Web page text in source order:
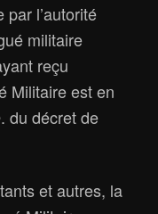
par l’autorité
militaire
reçu
Militaire est en
du décret de
et autres, la